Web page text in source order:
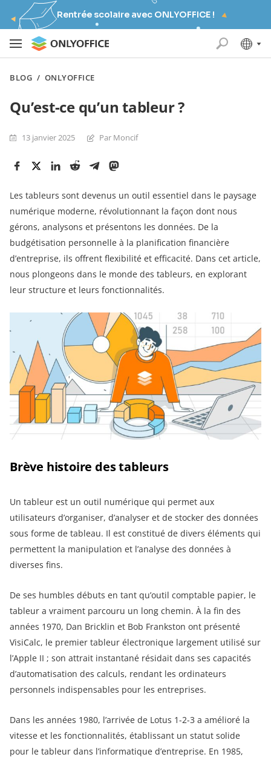
Rentrée scolaire avec ONLYOFFICE !
BLOG / ONLYOFFICE
Qu’est-ce qu’un tableur ?
13 janvier 2025 Par Moncif
Les tableurs sont devenus un outil essentiel dans le paysage
numérique moderne, révolutionnant la façon dont nous
gérons, analysons et présentons les données. De la
budgétisation personnelle à la planification financière
d’entreprise, ils offrent flexibilité et efficacité. Dans cet article,
nous plongeons dans le monde des tableurs, en explorant
leur structure et leurs fonctionnalités.
Brève histoire des tableurs
Un tableur est un outil numérique qui permet aux
utilisateurs d’organiser, d’analyser et de stocker des données
sous forme de tableau. Il est constitué de divers éléments qui
permettent la manipulation et l’analyse des données à
diverses fins.
De ses humbles débuts en tant qu’outil comptable papier, le
tableur a vraiment parcouru un long chemin. À la fin des
années 1970, Dan Bricklin et Bob Frankston ont présenté
VisiCalc, le premier tableur électronique largement utilisé sur
l’Apple II ; son attrait instantané résidait dans ses capacités
d’automatisation des calculs, rendant les ordinateurs
personnels indispensables pour les entreprises.
Dans les années 1980, l’arrivée de Lotus 1-2-3 a amélioré la
vitesse et les fonctionnalités, établissant un statut solide
pour le tableur dans l’informatique d’entreprise. En 1985,